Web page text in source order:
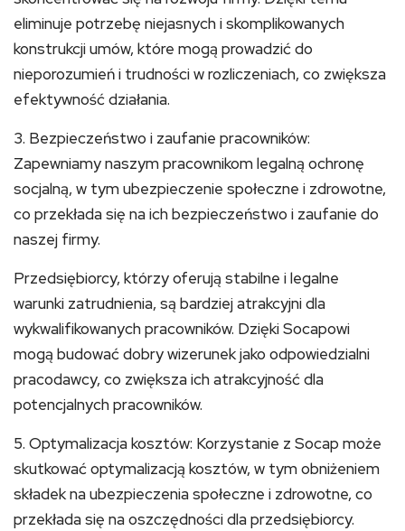
eliminuje potrzebę niejasnych i skomplikowanych
konstrukcji umów, które mogą prowadzić do
nieporozumień i trudności w rozliczeniach, co zwiększa
efektywność działania.
3. Bezpieczeństwo i zaufanie pracowników:
Zapewniamy naszym pracownikom legalną ochronę
socjalną, w tym ubezpieczenie społeczne i zdrowotne,
co przekłada się na ich bezpieczeństwo i zaufanie do
naszej firmy.
Przedsiębiorcy, którzy oferują stabilne i legalne
warunki zatrudnienia, są bardziej atrakcyjni dla
wykwalifikowanych pracowników. Dzięki Socapowi
mogą budować dobry wizerunek jako odpowiedzialni
pracodawcy, co zwiększa ich atrakcyjność dla
potencjalnych pracowników.
5. Optymalizacja kosztów: Korzystanie z Socap może
skutkować optymalizacją kosztów, w tym obniżeniem
składek na ubezpieczenia społeczne i zdrowotne, co
przekłada się na oszczędności dla przedsiębiorcy.